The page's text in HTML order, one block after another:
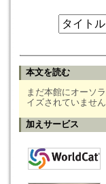
本文を読む
まだ本館にオーソラ
イズされていません
加えサービス